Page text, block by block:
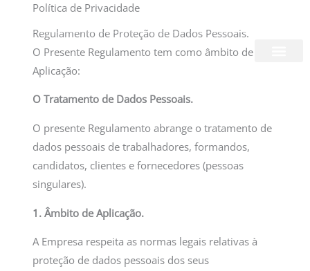
content
Política de Privacidade
Regulamento de Proteção de Dados Pessoais.
O Presente Regulamento tem como âmbito de
Aplicação:
O Tratamento de Dados Pessoais.
O presente Regulamento abrange o tratamento de
dados pessoais de trabalhadores, formandos,
candidatos, clientes e fornecedores (pessoas
singulares).
1. Âmbito de Aplicação.
A Empresa respeita as normas legais relativas à
proteção de dados pessoais dos seus